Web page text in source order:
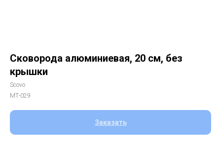
Сковорода алюминиевая, 20 см, без
крышки
Scovo
МТ-029
Заказать